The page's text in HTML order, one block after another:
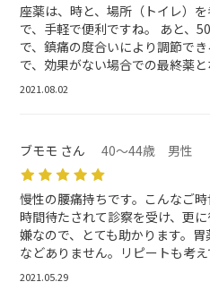
座薬は、時と、場所（トイレ）
で、手軽で便利ですね。 あと、
で、鎮痛の度合いにより調節で
で、効果がない場合での最終薬と
2021.08.02
ブモモ さん 40～44歳 男性
慢性の腰痛持ちです。こんなご
時間待たされて診察を受け、更
嫌なので、とても助かります。
などありません。リピートも考え
2021.05.29